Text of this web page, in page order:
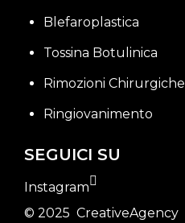
Blefaroplastica
Tossina Botulinica
Rimozioni Chirurgiche
Ringiovanimento
SEGUICI SU
Instagram
© 2025 CreativeAgency